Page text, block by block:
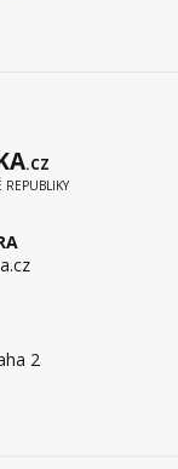
.CZ
REPUBLIKY
2